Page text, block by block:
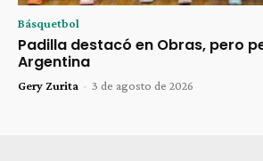
Básquetbol
Padilla destacó en Obras, pero
Argentina
Gery Zurita - 3 de agosto de 2026